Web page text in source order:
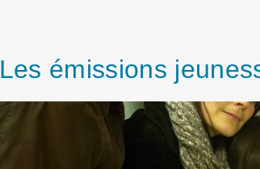
Les émissions